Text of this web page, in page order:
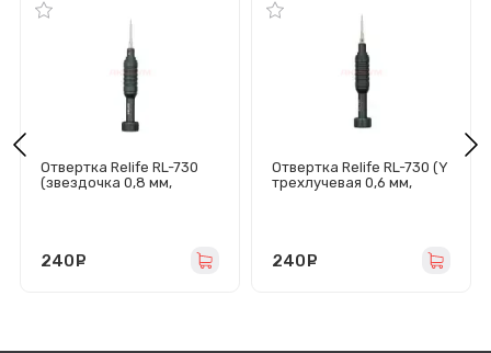
Отвертка Relife RL-730
(звездочка 0,8 мм,
240
Отвертка Relife RL-730 (Y
трехлучевая 0,6 мм,
240